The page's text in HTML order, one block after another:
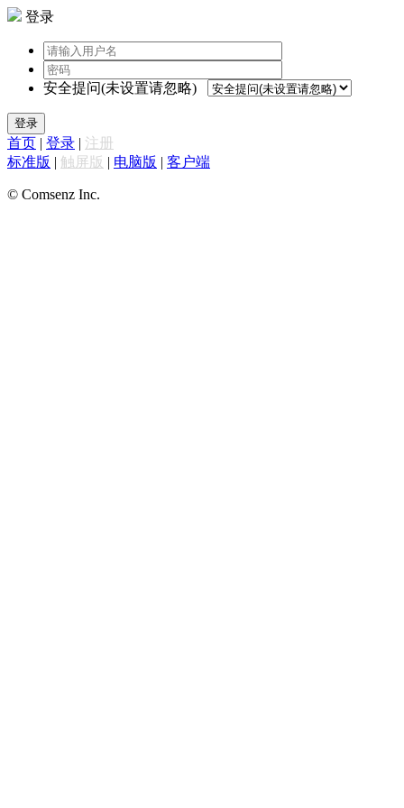
登录
安全提问(未设置请忽略)
登录
首页 | 登录 | 注册
标准版 | 触屏版 | 电脑版 | 客户端
© Comsenz Inc.